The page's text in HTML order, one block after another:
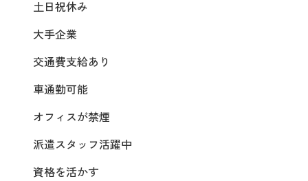
土日祝休み
大手企業
交通費支給あり
車通勤可能
オフィスが禁煙
派遣スタッフ活躍中
資格を活かす